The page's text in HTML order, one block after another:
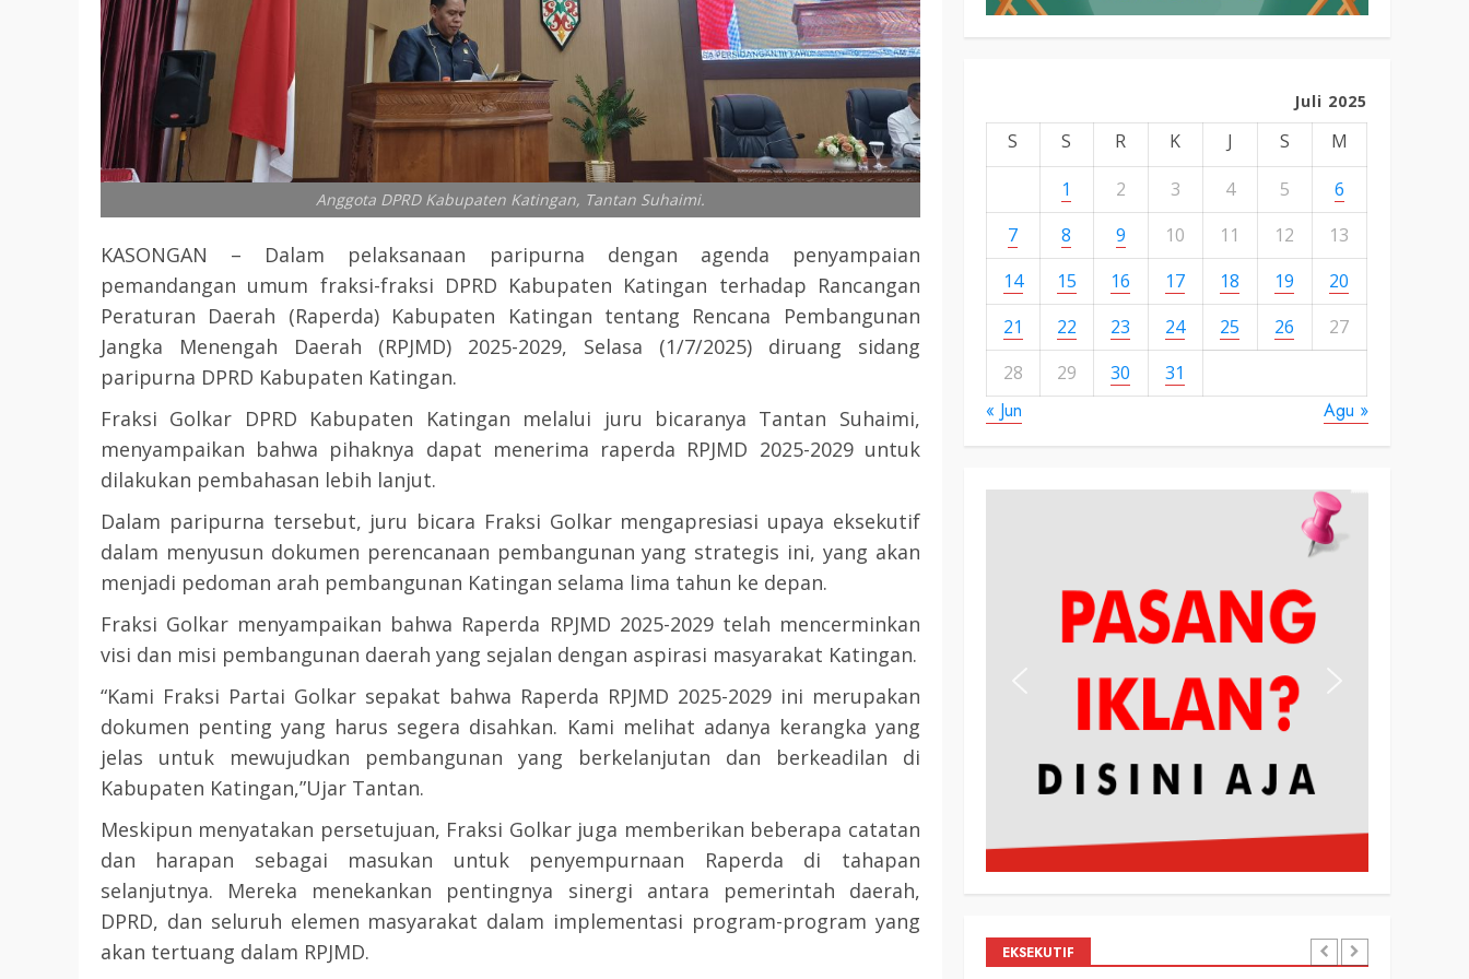
Anggota DPRD Kabupaten Katingan, Tantan Suhaimi.
KASONGAN – Dalam pelaksanaan paripurna dengan agenda penyampaian
pemandangan umum fraksi-fraksi DPRD Kabupaten Katingan terhadap Rancangan
Peraturan Daerah (Raperda) Kabupaten Katingan tentang Rencana Pembangunan
Jangka Menengah Daerah (RPJMD) 2025-2029, Selasa (1/7/2025) diruang sidang
paripurna DPRD Kabupaten Katingan.
Fraksi Golkar DPRD Kabupaten Katingan melalui juru bicaranya Tantan Suhaimi,
menyampaikan bahwa pihaknya dapat menerima raperda RPJMD 2025-2029 untuk
dilakukan pembahasan lebih lanjut.
Dalam paripurna tersebut, juru bicara Fraksi Golkar mengapresiasi upaya eksekutif
dalam menyusun dokumen perencanaan pembangunan yang strategis ini, yang akan
menjadi pedoman arah pembangunan Katingan selama lima tahun ke depan.
Fraksi Golkar menyampaikan bahwa Raperda RPJMD 2025-2029 telah mencerminkan
visi dan misi pembangunan daerah yang sejalan dengan aspirasi masyarakat Katingan.
“Kami Fraksi Partai Golkar sepakat bahwa Raperda RPJMD 2025-2029 ini merupakan
dokumen penting yang harus segera disahkan. Kami melihat adanya kerangka yang
jelas untuk mewujudkan pembangunan yang berkelanjutan dan berkeadilan di
Kabupaten Katingan,”Ujar Tantan.
Meskipun menyatakan persetujuan, Fraksi Golkar juga memberikan beberapa catatan
dan harapan sebagai masukan untuk penyempurnaan Raperda di tahapan
selanjutnya. Mereka menekankan pentingnya sinergi antara pemerintah daerah,
DPRD, dan seluruh elemen masyarakat dalam implementasi program-program yang
akan tertuang dalam RPJMD.
Juli 2025
S S R K J S
M
1
2 3 4 5
6
7
8 9 10 11 12
13
14
15 16 17 18 19
20
21
22 23 24 25 26
27
28
29 30 31
« Jun Agu »
EKSEKUTIF